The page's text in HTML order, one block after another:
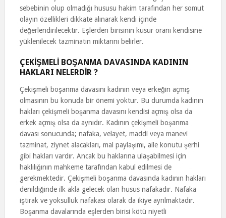
sebebinin olup olmadığı hususu hakim tarafından her somut
olayın özellikleri dikkate alınarak kendi içinde
değerlendirilecektir. Eşlerden birisinin kusur oranı kendisine
yüklenilecek tazminatın miktarını belirler.
ÇEKİŞMELİ BOŞANMA DAVASINDA KADININ
HAKLARI NELERDİR ?
Çekişmeli boşanma davasını kadının veya erkeğin açmış
olmasının bu konuda bir önemi yoktur. Bu durumda kadının
hakları çekişmeli boşanma davasını kendisi açmış olsa da
erkek açmış olsa da aynıdır. Kadının çekişmeli boşanma
davası sonucunda; nafaka, velayet, maddi veya manevi
tazminat, ziynet alacakları, mal paylaşımı, aile konutu şerhi
gibi hakları vardır. Ancak bu haklarına ulaşabilmesi için
haklılığının mahkeme tarafından kabul edilmesi de
gerekmektedir. Çekişmeli boşanma davasında kadının hakları
denildiğinde ilk akla gelecek olan husus nafakadır. Nafaka
iştirak ve yoksulluk nafakası olarak da ikiye ayrılmaktadır.
Boşanma davalarında eşlerden birisi kötü niyetli